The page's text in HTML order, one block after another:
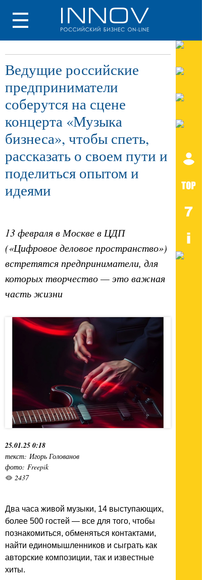
Ведущие российские
предприниматели
соберутся на сцене
концерта «Музыка
бизнеса», чтобы спеть,
рассказать о своем пути и
поделиться опытом и
идеями
13 февраля в Москве в ЦДП
(«Цифровое деловое пространство»)
встретятся предприниматели, для
которых творчество — это важная
часть жизни
25.01.25 0:18
текст: Игорь Голованов
фото: Freepik
2437
Два часа живой музыки, 14 выступающих,
более 500 гостей — все для того, чтобы
познакомиться, обменяться контактами,
найти единомышленников и сыграть как
авторские композиции, так и известные
хиты.